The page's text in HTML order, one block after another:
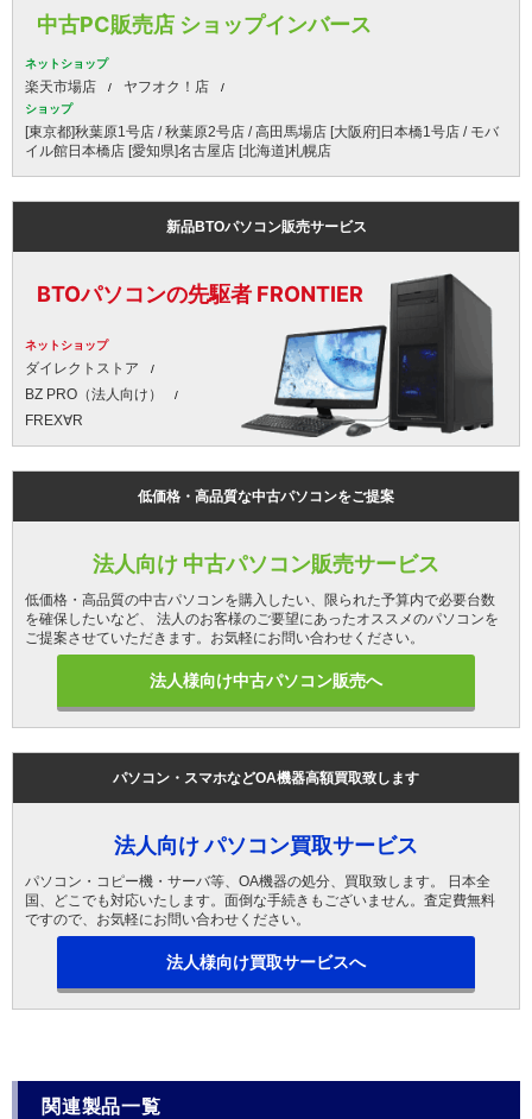
中古PC販売店 ショップインバース
ネットショップ
楽天市場店 ヤフオク！店
ショップ
[東京都]秋葉原1号店 / 秋葉原2号店 / 高田馬場店 [大阪府]日本橋1号店 / モバ
イル館日本橋店 [愛知県]名古屋店 [北海道]札幌店
新品BTOパソコン販売サービス
BTOパソコンの先駆者 FRONTIER
ネットショップ
ダイレクトストア
BZ PRO（法人向け）
FREX∀R
低価格・高品質な中古パソコンをご提案
法人向け 中古パソコン販売サービス
低価格・高品質の中古パソコンを購入したい、限られた予算内で必要台数
を確保したいなど、 法人のお客様のご要望にあったオススメのパソコンを
ご提案させていただきます。お気軽にお問い合わせください。
法人様向け中古パソコン販売へ
パソコン・スマホなどOA機器高額買取致します
法人向け パソコン買取サービス
パソコン・コピー機・サーバ等、OA機器の処分、買取致します。 日本全
国、どこでも対応いたします。面倒な手続きもございません。査定費無料
ですので、お気軽にお問い合わせください。
法人様向け買取サービスへ
関連製品一覧